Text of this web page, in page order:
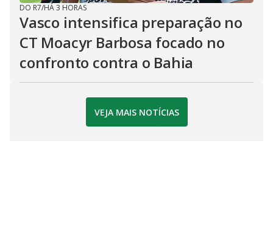
DO R7/HÁ 3 HORAS
Vasco intensifica preparação no
CT Moacyr Barbosa focado no
confronto contra o Bahia
VEJA MAIS NOTÍCIAS